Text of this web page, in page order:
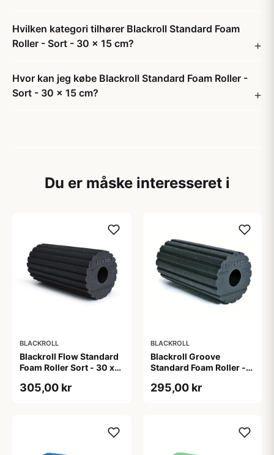
Hvilken kategori tilhører Blackroll Standard Foam
Roller - Sort - 30 x 15 cm?
Hvor kan jeg købe Blackroll Standard Foam Roller -
Sort - 30 x 15 cm?
Du er måske interesseret i
BLACKROLL
Blackroll Flow Standard
Foam Roller Sort - 30 x
305,00 kr
BLACKROLL
Blackroll Groove
Standard Foam Roller -
295,00 kr